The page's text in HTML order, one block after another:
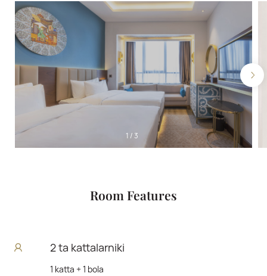
1 / 3
Room Features
2 ta kattalarniki
1 katta + 1 bola